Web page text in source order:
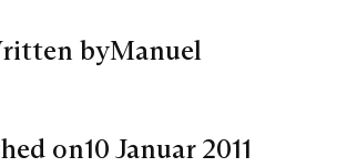
byManuel
on10 Januar 2011